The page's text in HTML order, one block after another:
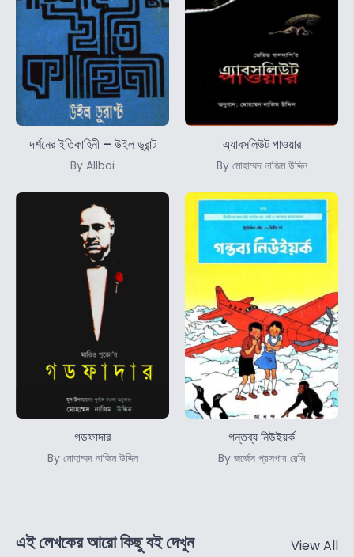
দর্শনের ইতিকাহিনী – উইল ডুরান্ট
By Allboi
এ্যাবসলিউট পাওয়ার
By মোহাম্মদ নাজিম উদ্দিন
গডফাদার
By মোহাম্মদ নাজিম উদ্দিন
গন্তব্য নিউইয়র্ক
By জর্জেস প্রসপার রেমি
এই লেখকের আরো কিছু বই দেখুন View All